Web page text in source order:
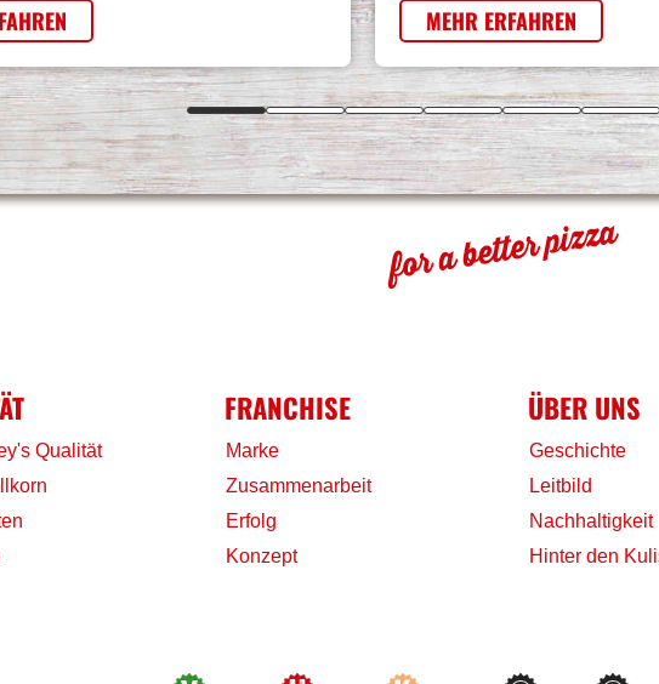
MEHR ERFAHREN
Qualität
FRANCHISE
Marke
Zusammenarbeit
Erfolg
Konzept
ÜBER UNS
Geschichte
Leitbild
Nachhaltigkeit
Hinter den